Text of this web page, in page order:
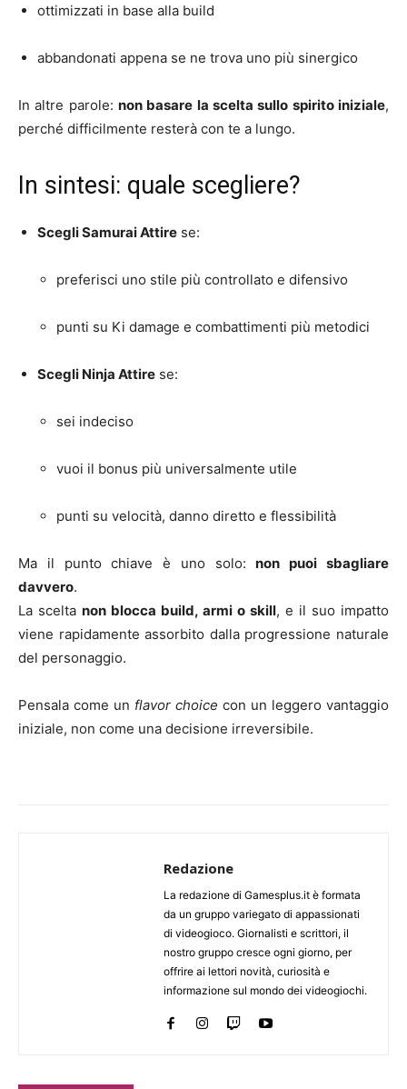
ottimizzati in base alla build
abbandonati appena se ne trova uno più sinergico
In altre parole: non basare la scelta sullo spirito iniziale,
perché difficilmente resterà con te a lungo.
In sintesi: quale scegliere?
Scegli Samurai Attire se:
preferisci uno stile più controllato e difensivo
punti su Ki damage e combattimenti più metodici
Scegli Ninja Attire se:
sei indeciso
vuoi il bonus più universalmente utile
punti su velocità, danno diretto e flessibilità
Ma il punto chiave è uno solo:non puoi sbagliare
davvero.
La scelta non blocca build, armi o skill, e il suo impatto
viene rapidamente assorbito dalla progressione naturale
del personaggio.
Pensala come un flavor choice con un leggero vantaggio
iniziale, non come una decisione irreversibile.
Redazione
La redazione di Gamesplus.it è formata
da un gruppo variegato di appassionati
di videogioco. Giornalisti e scrittori, il
nostro gruppo cresce ogni giorno, per
offrire ai lettori novità, curiosità e
informazione sul mondo dei videogiochi.